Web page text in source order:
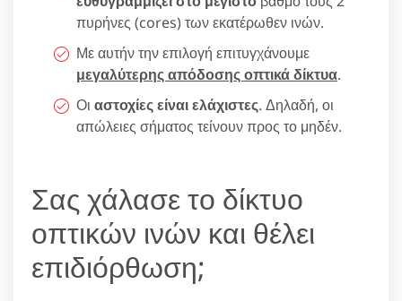
πυρήνες (cores) των εκατέρωθεν ινών.
Με αυτήν την επιλογή επιτυγχάνουμε
μεγαλύτερης απόδοσης οπτικά δίκτυα.
Οι αστοχίες είναι ελάχιστες. Δηλαδή, οι
απώλειες σήματος τείνουν προς το μηδέν.
Σας χάλασε το δίκτυο
οπτικών ινών και θέλει
επιδιόρθωση;